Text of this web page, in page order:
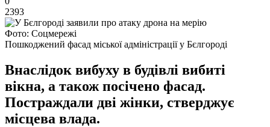
2393
Фото: Соцмережі
Пошкоджений фасад міської адміністрації у Бєлгороді
Внаслідок вибуху в будівлі вибиті
вікна, а також посічено фасад.
Постраждали дві жінки, стверджує
місцева влада.